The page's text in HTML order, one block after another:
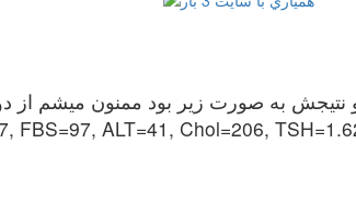
به صورت زیر بود ممنون میشم از
FBS=97, ALT=41, Chol=206,